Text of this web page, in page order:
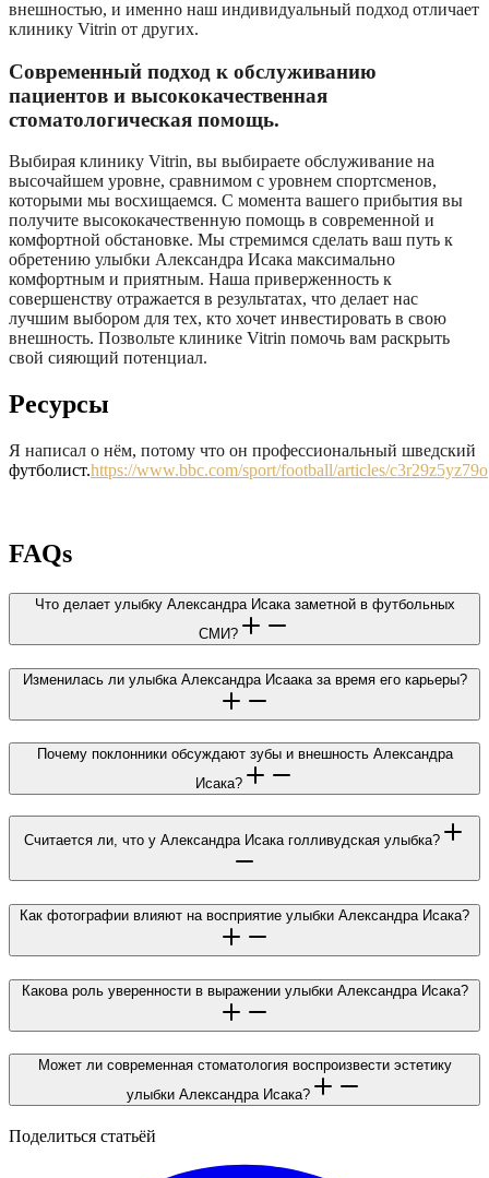
внешностью, и именно наш индивидуальный подход отличает
клинику Vitrin от других.
Современный подход к обслуживанию
пациентов и высококачественная
стоматологическая помощь.
Выбирая клинику Vitrin, вы выбираете обслуживание на
высочайшем уровне, сравнимом с уровнем спортсменов,
которыми мы восхищаемся. С момента вашего прибытия вы
получите высококачественную помощь в современной и
комфортной обстановке. Мы стремимся сделать ваш путь к
обретению улыбки Александра Исака максимально
комфортным и приятным. Наша приверженность к
совершенству отражается в результатах, что делает нас
лучшим выбором для тех, кто хочет инвестировать в свою
внешность. Позвольте клинике Vitrin помочь вам раскрыть
свой сияющий потенциал.
Ресурсы
Я написал о нём, потому что он профессиональный шведский
футболист.https://www.bbc.com/sport/football/articles/c3r29z5yz79o
FAQs
Что делает улыбку Александра Исака заметной в футбольных
СМИ?
Изменилась ли улыбка Александра Исаака за время его карьеры?
Почему поклонники обсуждают зубы и внешность Александра
Исака?
Считается ли, что у Александра Исака голливудская улыбка?
Как фотографии влияют на восприятие улыбки Александра Исака?
Какова роль уверенности в выражении улыбки Александра Исака?
Может ли современная стоматология воспроизвести эстетику
улыбки Александра Исака?
Поделиться статьёй